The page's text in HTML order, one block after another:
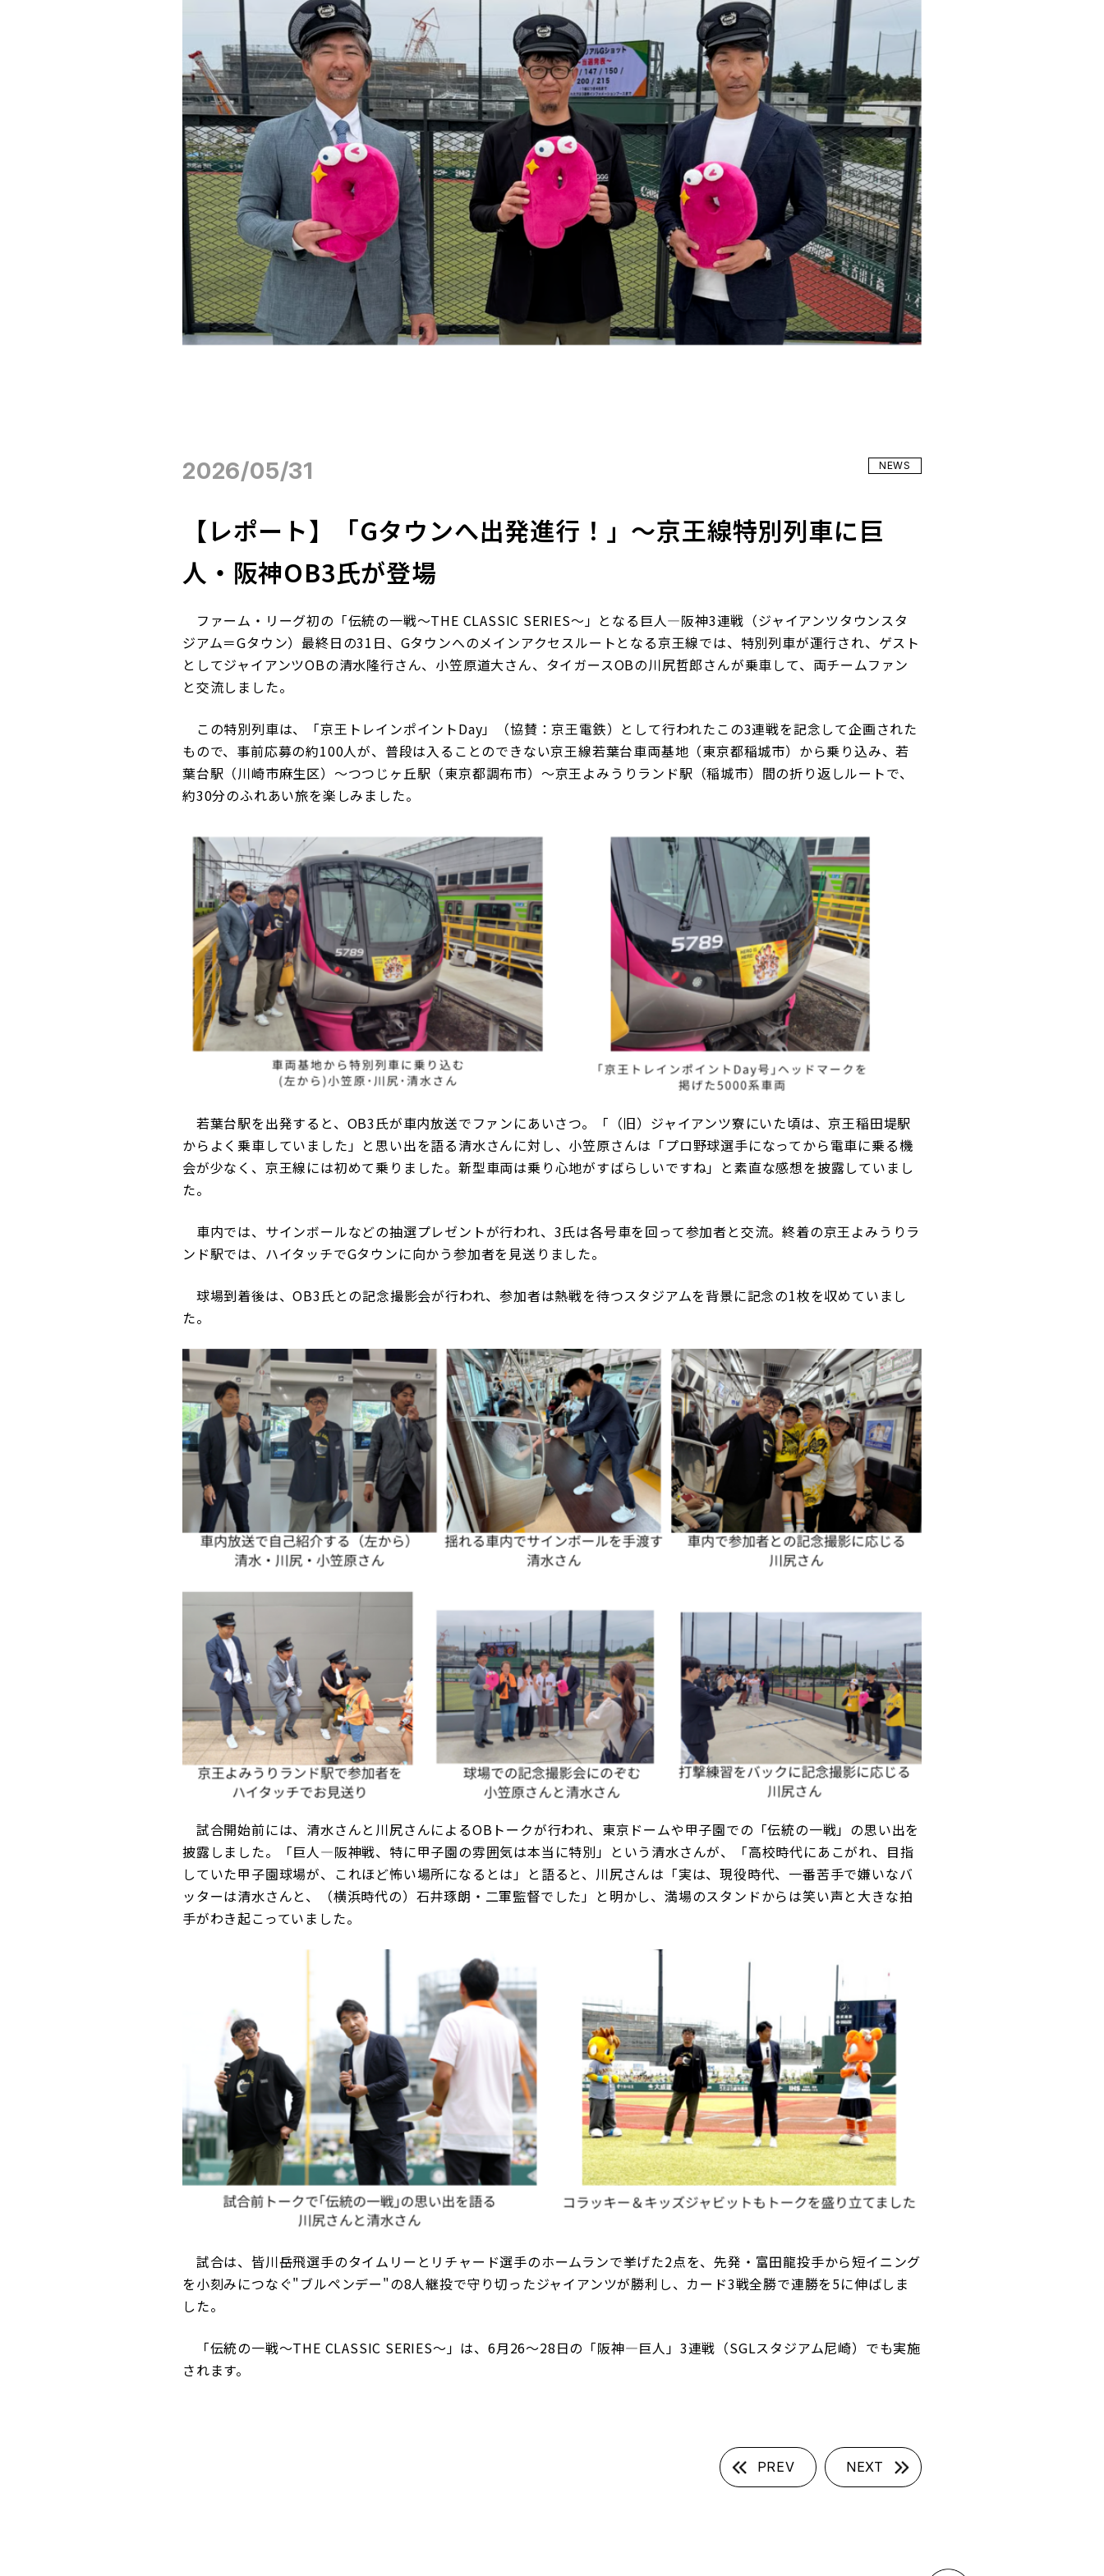
2026/05/31 NEWS
【レポート】「Gタウンへ出発進行！」～京王線特別列車に巨
人・阪神OB3氏が登場
ファーム・リーグ初の「伝統の一戦～THE CLASSIC SERIES～」となる巨人―阪神3連戦（ジャイアンツタウンスタ
ジアム＝Gタウン）最終日の31日、Gタウンへのメインアクセスルートとなる京王線では、特別列車が運行され、ゲスト
としてジャイアンツOBの清水隆行さん、小笠原道大さん、タイガースOBの川尻哲郎さんが乗車して、両チームファン
と交流しました。
この特別列車は、「京王トレインポイントDay」（協賛：京王電鉄）として行われたこの3連戦を記念して企画された
もので、事前応募の約100人が、普段は入ることのできない京王線若葉台車両基地（東京都稲城市）から乗り込み、若
葉台駅（川崎市麻生区）～つつじヶ丘駅（東京都調布市）～京王よみうりランド駅（稲城市）間の折り返しルートで、
約30分のふれあい旅を楽しみました。
若葉台駅を出発すると、OB3氏が車内放送でファンにあいさつ。「（旧）ジャイアンツ寮にいた頃は、京王稲田堤駅
からよく乗車していました」と思い出を語る清水さんに対し、小笠原さんは「プロ野球選手になってから電車に乗る機
会が少なく、京王線には初めて乗りました。新型車両は乗り心地がすばらしいですね」と素直な感想を披露していまし
た。
車内では、サインボールなどの抽選プレゼントが行われ、3氏は各号車を回って参加者と交流。終着の京王よみうりラ
ンド駅では、ハイタッチでGタウンに向かう参加者を見送りました。
球場到着後は、OB3氏との記念撮影会が行われ、参加者は熱戦を待つスタジアムを背景に記念の1枚を収めていまし
た。
試合開始前には、清水さんと川尻さんによるOBトークが行われ、東京ドームや甲子園での「伝統の一戦」の思い出を
披露しました。「巨人―阪神戦、特に甲子園の雰囲気は本当に特別」という清水さんが、「高校時代にあこがれ、目指
していた甲子園球場が、これほど怖い場所になるとは」と語ると、川尻さんは「実は、現役時代、一番苦手で嫌いなバ
ッターは清水さんと、（横浜時代の）石井琢朗・二軍監督でした」と明かし、満場のスタンドからは笑い声と大きな拍
手がわき起こっていました。
試合は、皆川岳飛選手のタイムリーとリチャード選手のホームランで挙げた2点を、先発・富田龍投手から短イニング
を小刻みにつなぐ"ブルペンデー"の8人継投で守り切ったジャイアンツが勝利し、カード3戦全勝で連勝を5に伸ばしま
した。
「伝統の一戦～THE CLASSIC SERIES～」は、6月26～28日の「阪神―巨人」3連戦（SGLスタジアム尼崎）でも実施
されます。
PREV NEXT